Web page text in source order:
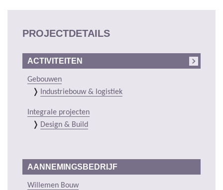
PROJECTDETAILS
ACTIVITEITEN
Gebouwen
Industriebouw & logistiek
Integrale projecten
Design & Build
AANNEMINGSBEDRIJF
Willemen Bouw